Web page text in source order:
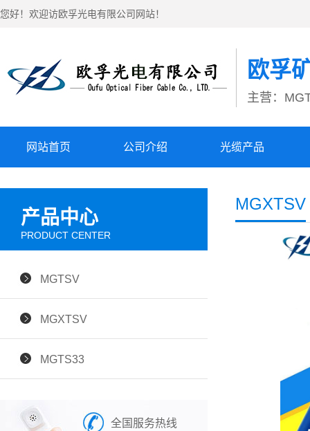
您好！欢迎访欧孚光电有限公司网站！
欧孚
主营：
网站首页 公司介绍 光缆产品
产品中心
PRODUCT CENTER
MGTSV
MGXTSV
MGTS33
全国服务热线
MGXTSV